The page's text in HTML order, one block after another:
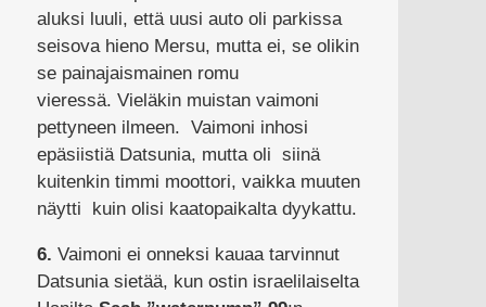
aluksi luuli, että uusi auto oli parkissa
seisova hieno Mersu, mutta ei, se olikin
se painajaismainen romu
vieressä. Vieläkin muistan vaimoni
pettyneen ilmeen. Vaimoni inhosi
epäsiistiä Datsunia, mutta oli siinä
kuitenkin timmi moottori, vaikka muuten
näytti kuin olisi kaatopaikalta dyykattu.
6. Vaimoni ei onneksi kauaa tarvinnut
Datsunia sietää, kun ostin israelilaiselta